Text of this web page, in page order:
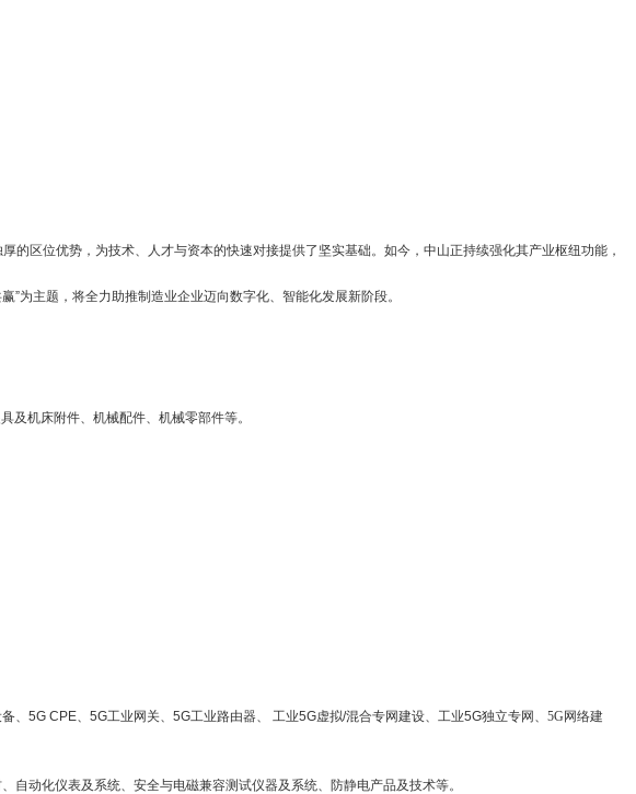
区位优势，为技术、人才与资本的快速对接提供了坚实基础。如今，中山正持续强化其产业枢纽功能，
”为主题，将全力助推制造业企业迈向数字化、智能化发展新阶段。
及机床附件、机械配件、机械零部件等。
、5G CPE、5G工业网关、5G工业路由器、 工业5G虚拟/混合专网建设、工业5G独立专网、 5G网络建
动化仪表及系统、安全与电磁兼容测试仪器及系统、防静电产品及技术等。